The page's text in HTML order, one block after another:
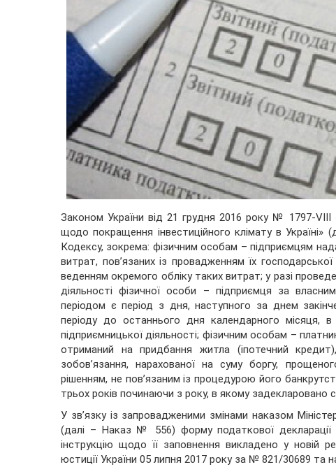
Законом України від 21 грудня 2016 року № 1797-
щодо покращення інвестиційного клімату в
Кодексу, зокрема: фізичним особам – підприємцям
витрат, пов’язаних із провадженням їх господарської
веденням окремого обліку таких витрат; у разі
діяльності фізичної особи – підприємця за
періодом є період з дня, наступного за днем
періоду до останнього дня календарного місяця,
підприємницької діяльності; фізичним особам –
отриманий на придбання житла (іпотечний
зобов’язання, нарахованої на суму боргу,
рішенням, не пов’язаним із процедурою його
трьох років починаючи з року, в якому задекларовано
У зв’язку із запровадженими змінами наказом
(далі – Наказ № 556) форму податкової
інструкцію щодо її заповнення викладено у новій
юстиції України 05 липня 2017 року за № 821/30689 та